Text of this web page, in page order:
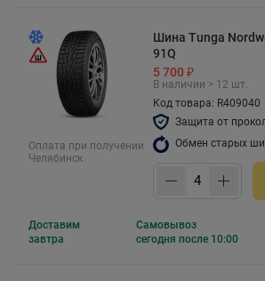
Оплата при получении
Челябинск
Шина Tunga
91Q
5 700 ₽
В наличии > 12 шт.
Код товара: R409040
Защита от
Обмен старых
Доставим
завтра
Самовывоз
сегодня после 10:00